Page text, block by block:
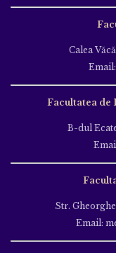
Calea
Facultatea de
B-dul
Str.
Email: